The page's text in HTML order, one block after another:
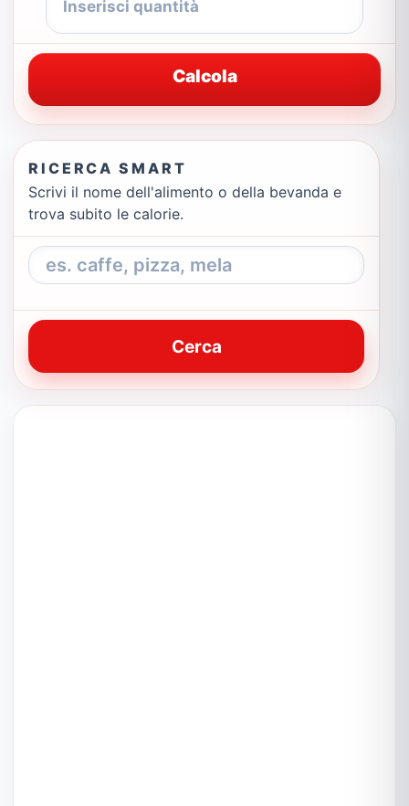
Calcola
RICERCA SMART
Scrivi il nome dell'alimento o della bevanda e
trova subito le calorie.
Cerca